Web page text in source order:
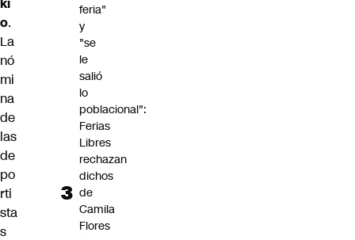
o.
La
nó
mi
na
de
las
de
po
rti
sta
s
feria"
y
"se
le
salió
lo
poblacional":
Ferias
Libres
rechazan
dichos
de
Camila
Flores